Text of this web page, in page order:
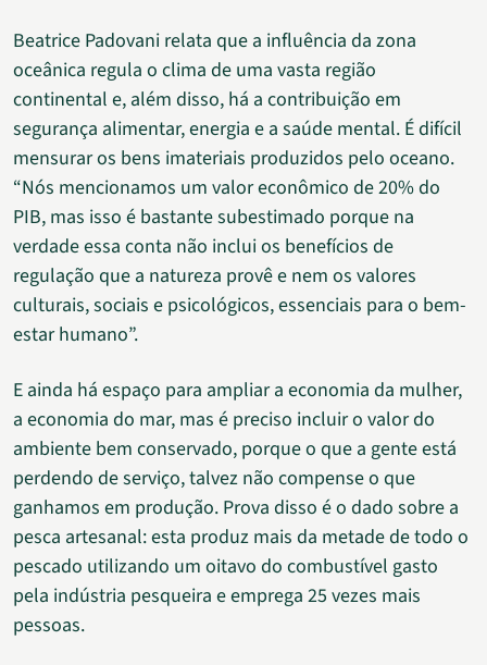
Beatrice Padovani relata que a influência da zona
oceânica regula o clima de uma vasta região
continental e, além disso, há a contribuição em
segurança alimentar, energia e a saúde mental. É difícil
mensurar os bens imateriais produzidos pelo oceano.
“Nós mencionamos um valor econômico de 20% do
PIB, mas isso é bastante subestimado porque na
verdade essa conta não inclui os benefícios de
regulação que a natureza provê e nem os valores
culturais, sociais e psicológicos, essenciais para o bem-
estar humano”.
E ainda há espaço para ampliar a economia da mulher,
a economia do mar, mas é preciso incluir o valor do
ambiente bem conservado, porque o que a gente está
perdendo de serviço, talvez não compense o que
ganhamos em produção. Prova disso é o dado sobre a
pesca artesanal: esta produz mais da metade de todo o
pescado utilizando um oitavo do combustível gasto
pela indústria pesqueira e emprega 25 vezes mais
pessoas.